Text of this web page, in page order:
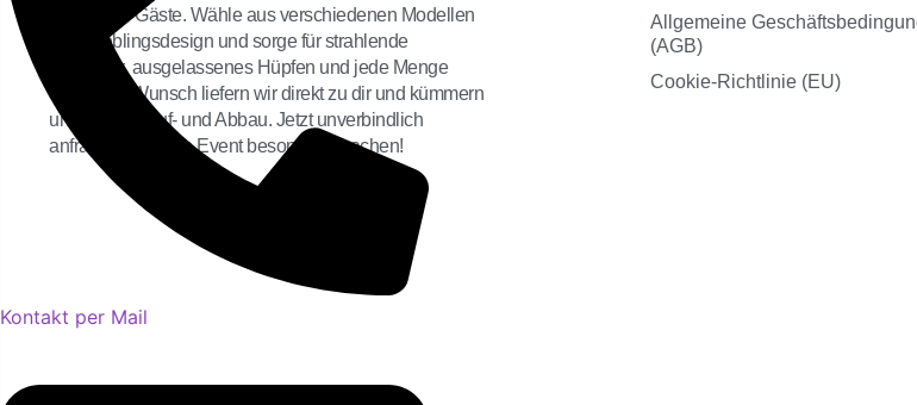
und große Gäste. Wähle aus verschiedenen Modellen
dein Lieblingsdesign und sorge für strahlende
Gesichter, ausgelassenes Hüpfen und jede Menge
Spaß. Auf Wunsch liefern wir direkt zu dir und kümmern
uns um den Auf- und Abbau. Jetzt unverbindlich
anfragen und dein Event besonders machen!
Allgemeine
(AGB)
Cookie-Richtlinie (EU)
Kontakt per Mail